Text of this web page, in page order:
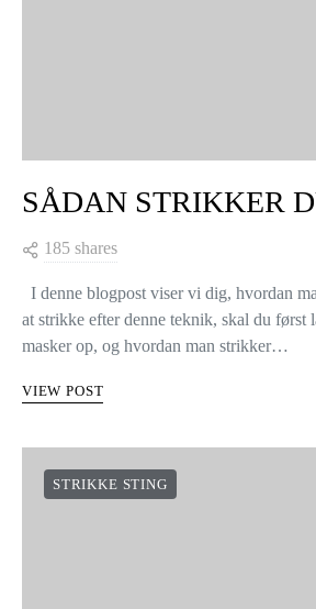
SÅDAN STRIKKER
185 shares
I denne blogpost viser vi dig, hvordan
at strikke efter denne teknik, skal du først
masker op, og hvordan man strikker…
VIEW POST
STRIKKE STING